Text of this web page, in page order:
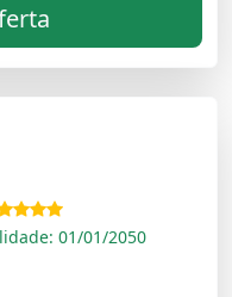
01/01/2050